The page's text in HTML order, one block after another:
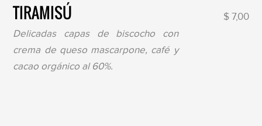
TIRAMISÚ
$ 7,00
Delicadas capas de biscocho con
crema de queso mascarpone, café y
cacao orgánico al 60%.